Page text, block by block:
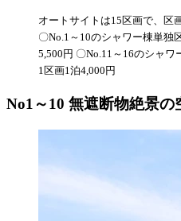
オートサイトは15区画で、区
〇No.1～10のシャワー棟単独
5,500円 〇No.11～16のシャワ
1区画1泊4,000円
No1～10 無遮断物絶景の